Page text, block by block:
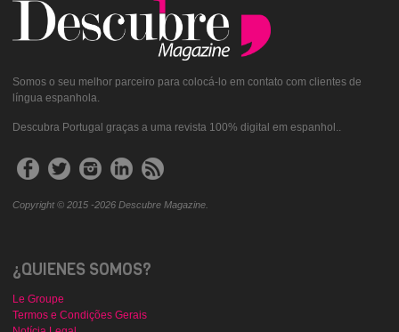
Somos o seu melhor parceiro para colocá-lo em contato com clientes de
língua espanhola.
Descubra Portugal graças a uma revista 100% digital em espanhol..
Copyright © 2015 -2026 Descubre Magazine.
¿QUIENES SOMOS?
Le Groupe
Termos e Condições Gerais